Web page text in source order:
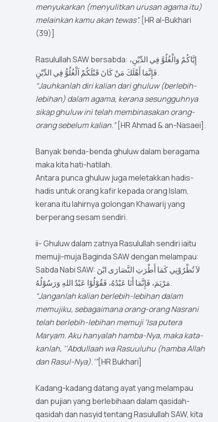
menyukarkan (menyulitkan urusan agama itu)
melainkan kamu akan tewas”.[HR al-Bukhari
(39)]
Rasulullah SAW bersabda: إِيَّاكُمْ وَالْغُلُوَّ فِي الدِّيْنِ،
فَإِنَّمَا أَهْلَكَ مَنْ كَانَ قَبْلَكُمْ اَلْغُلُوُّ فِي الدِّيْنِ.
“Jauhkanlah diri kalian dari ghuluw (berlebih-
lebihan) dalam agama, kerana sesungguhnya
sikap ghuluw ini telah membinasakan orang-
orang sebelum kalian.”[HR Ahmad & an-Nasaei].
Banyak benda-benda ghuluw dalam beragama
maka kita hati-hatilah.
Antara punca ghuluw juga meletakkan hadis-
hadis untuk orang kafir kepada orang Islam,
kerana itu lahirnya golongan Khawarij yang
berperang sesam sendiri.
ii- Ghuluw dalam zatnya Rasulullah sendiri iaitu
memuji-muja Baginda SAW dengan melampau:
Sabda Nabi SAW: لاَ تُطْرُوْنِي كَمَا أَطْرَتِ النَّصَارَى ابْنَ
مَرْيَمَ، فَإِنَّمَا أَنَا عَبْدُهُ، فَقُوْلُوْا عَبْدُ اللهِ وَرَسُوْلُهُ.
“Janganlah kalian berlebih-lebihan dalam
memujiku, sebagaimana orang-orang Nasrani
telah berlebih-lebihan memuji ‘Isa putera
Maryam. Aku hanyalah hamba-Nya, maka kata-
kanlah, ‘‘Abdullaah wa Rasuuluhu (hamba Allah
dan Rasul-Nya).’”[HR Bukhari]
Kadang-kadang datang ayat yang melampau
dan pujian yang berlebihaan dalam qasidah-
qasidah dan nasyid tentang Rasulullah SAW, kita